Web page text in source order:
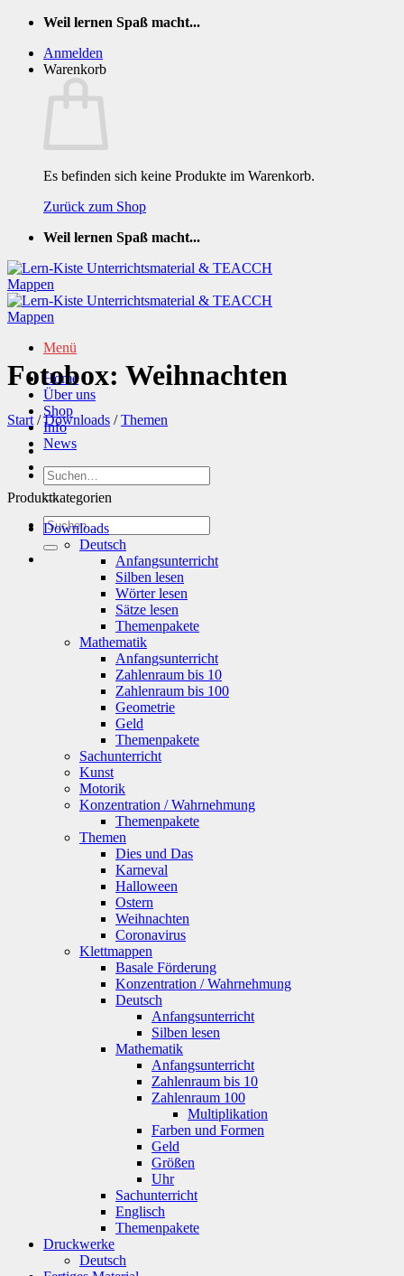
Zum
springen
Weil lernen Spaß macht...
Anmelden
Warenkorb
Es befinden sich keine Produkte im Warenkorb.
Zurück zum Shop
Weil lernen Spaß macht...
Menü
Home
Über uns
Shop
Info
News
Suchen
nach:
Suchen
nach:
Fotobox: Weihnachten
Start / Downloads / Themen
Produktkategorien
Downloads
Deutsch
Anfangsunterricht
Silben lesen
Wörter lesen
Sätze lesen
Themenpakete
Mathematik
Anfangsunterricht
Zahlenraum bis 10
Zahlenraum bis 100
Geometrie
Geld
Themenpakete
Sachunterricht
Kunst
Motorik
Konzentration / Wahrnehmung
Themenpakete
Themen
Dies und Das
Karneval
Halloween
Ostern
Weihnachten
Coronavirus
Klettmappen
Basale Förderung
Konzentration / Wahrnehmung
Deutsch
Anfangsunterricht
Silben lesen
Mathematik
Anfangsunterricht
Zahlenraum bis 10
Zahlenraum 100
Multiplikation
Farben und Formen
Geld
Größen
Uhr
Sachunterricht
Englisch
Themenpakete
Druckwerke
Deutsch